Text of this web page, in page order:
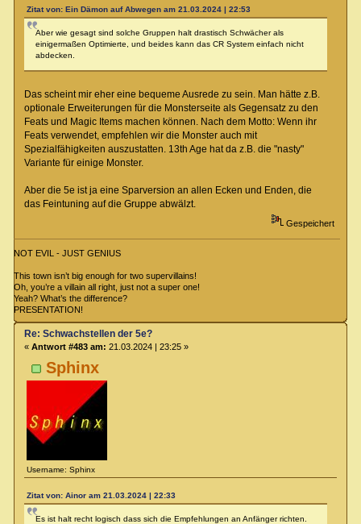
Zitat von: Ein Dämon auf Abwegen am 21.03.2024 | 22:53
Aber wie gesagt sind solche Gruppen halt drastisch Schwächer als
einigermaßen Optimierte, und beides kann das CR System einfach nicht
abdecken.
Das scheint mir eher eine bequeme Ausrede zu sein. Man hätte z.B.
optionale Erweiterungen für die Monsterseite als Gegensatz zu den
Feats und Magic Items machen können. Nach dem Motto: Wenn ihr
Feats verwendet, empfehlen wir die Monster auch mit
Spezialfähigkeiten auszustatten. 13th Age hat da z.B. die "nasty"
Variante für einige Monster.
Aber die 5e ist ja eine Sparversion an allen Ecken und Enden, die
das Feintuning auf die Gruppe abwälzt.
Gespeichert
NOT EVIL - JUST GENIUS
This town isn’t big enough for two supervillains!
Oh, you’re a villain all right, just not a super one!
Yeah? What’s the difference?
PRESENTATION!
Sphinx
Username: Sphinx
Re: Schwachstellen der 5e?
« Antwort #483 am: 21.03.2024 | 23:25 »
Zitat von: Ainor am 21.03.2024 | 22:33
Es ist halt recht logisch dass sich die Empfehlungen an Anfänger richten.